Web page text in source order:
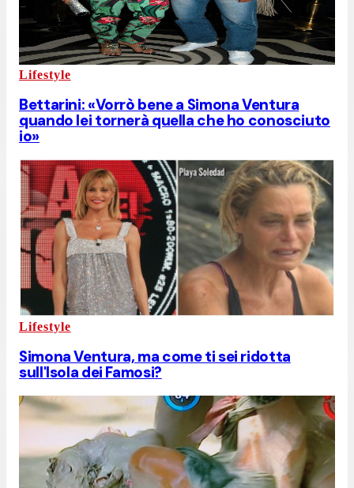
Lifestyle
Bettarini: «Vorrò bene a Simona Ventura
quando lei tornerà quella che ho conosciuto
io»
Lifestyle
Simona Ventura, ma come ti sei ridotta
sull'Isola dei Famosi?